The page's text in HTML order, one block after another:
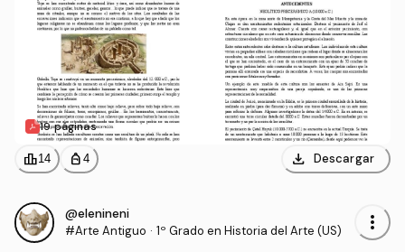
19 páginas
leaderboard14 personal_bag 4 download Descargar
@elenineni
#Arte Antiguo · 1º Grado en Historia del Arte (US) more_vert